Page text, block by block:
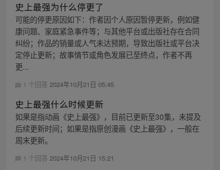
史上最强为什么停更了
可能的停更原因如下：作者因个人原因暂停更新，例如健
康问题、家庭紧急事件等；与其他平台或出版社存在合同
纠纷；作品的销量或人气未达预期，导致出版社或平台决
定停止更新；故事情节或角色发展已至终点，作者不再
更...
1 个回答 2024年10月21日 05:45
史上最强什么时候更新
如果是指动画《史上最强》，目前已更新至30集，未提及
后续更新时间；如果是指原创漫画《史上最强》，一般在
周末更新。
1 个回答 2024年10月21日 15:21